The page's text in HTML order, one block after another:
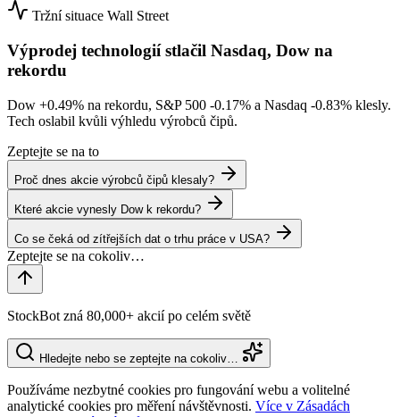
Tržní situace Wall Street
Výprodej technologií stlačil Nasdaq, Dow na
rekordu
Dow +0.49% na rekordu, S&P 500 -0.17% a Nasdaq -0.83% klesly.
Tech oslabil kvůli výhledu výrobců čipů.
Zeptejte se na to
Proč dnes akcie výrobců čipů klesaly?
Které akcie vynesly Dow k rekordu?
Co se čeká od zítřejších dat o trhu práce v USA?
StockBot zná 80,000+ akcií po celém světě
Hledejte nebo se zeptejte na cokoliv…
Používáme nezbytné cookies pro fungování webu a volitelné
analytické cookies pro měření návštěvnosti. Více v Zásadách